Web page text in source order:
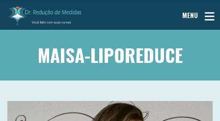
MENU
MAISA-LIPOREDUCE